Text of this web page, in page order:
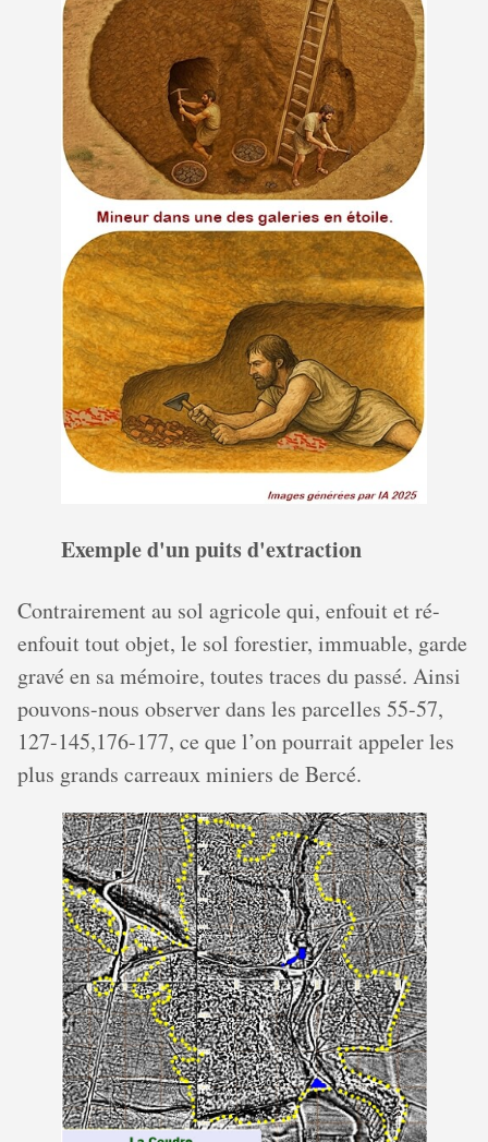
Exemple d'un puits d'extraction
Contrairement au sol agricole qui, enfouit et ré-
enfouit tout objet, le sol forestier, immuable, garde
gravé en sa mémoire, toutes traces du passé. Ainsi
pouvons-nous observer dans les parcelles 55-57,
127-145,176-177, ce que l’on pourrait appeler les
plus grands carreaux miniers de Bercé.